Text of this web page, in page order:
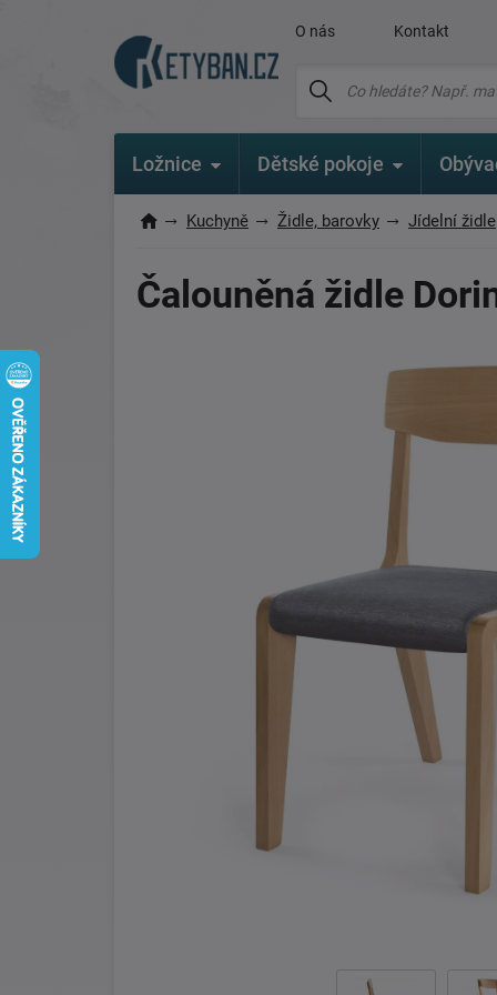
O nás Kontakt
Ložnice Dětské pokoje
Kuchyně Židle, barovky Jídelní židle
Čalouněná židle